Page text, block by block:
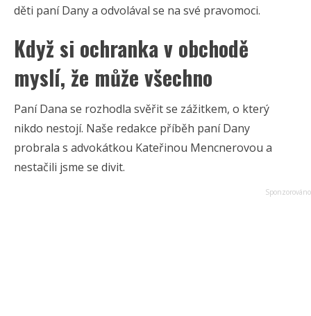
děti paní Dany a odvolával se na své pravomoci.
Když si ochranka v obchodě
myslí, že může všechno
Paní Dana se rozhodla svěřit se zážitkem, o který
nikdo nestojí. Naše redakce příběh paní Dany
probrala s advokátkou Kateřinou Mencnerovou a
nestačili jsme se divit.